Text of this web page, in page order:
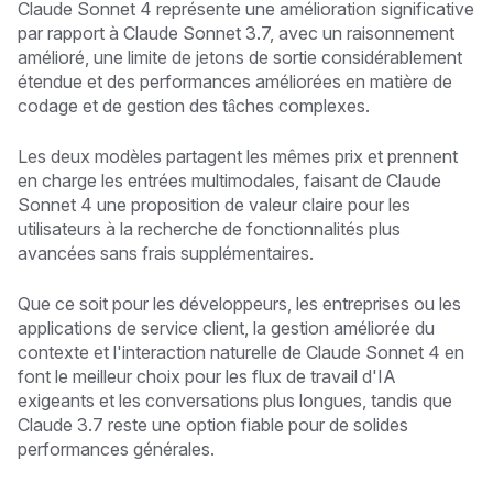
Claude Sonnet 4 représente une amélioration significative
par rapport à Claude Sonnet 3.7, avec un raisonnement
amélioré, une limite de jetons de sortie considérablement
étendue et des performances améliorées en matière de
codage et de gestion des tâches complexes.
Les deux modèles partagent les mêmes prix et prennent
en charge les entrées multimodales, faisant de Claude
Sonnet 4 une proposition de valeur claire pour les
utilisateurs à la recherche de fonctionnalités plus
avancées sans frais supplémentaires.
Que ce soit pour les développeurs, les entreprises ou les
applications de service client, la gestion améliorée du
contexte et l'interaction naturelle de Claude Sonnet 4 en
font le meilleur choix pour les flux de travail d'IA
exigeants et les conversations plus longues, tandis que
Claude 3.7 reste une option fiable pour de solides
performances générales.